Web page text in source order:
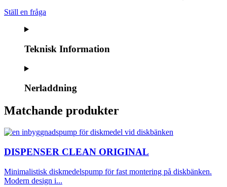
Ställ en fråga
Teknisk Information
Nerladdning
Matchande produkter
DISPENSER CLEAN ORIGINAL
Minimalistisk diskmedelspump för fast montering på diskbänken.
Modern design i...